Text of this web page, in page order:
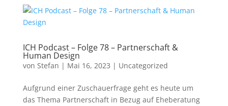
ICH Podcast – Folge 78 – Partnerschaft &
Human Design
von Stefan | Mai 16, 2023 | Uncategorized
Aufgrund einer Zuschauerfrage geht es heute um
das Thema Partnerschaft in Bezug auf Eheberatung